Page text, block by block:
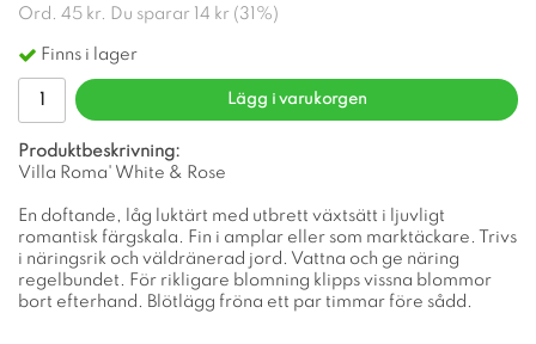
Ord. 45 kr. Du sparar 14 kr ( 31 %)
Finns i lager
Lägg i varukorgen
Produktbeskrivning:
Villa Roma' White & Rose
En doftande, låg luktärt med utbrett växtsätt i ljuvligt
romantisk färgskala. Fin i amplar eller som marktäckare. Trivs
i näringsrik och väldränerad jord. Vattna och ge näring
regelbundet. För rikligare blomning klipps vissna blommor
bort efterhand. Blötlägg fröna ett par timmar före sådd.